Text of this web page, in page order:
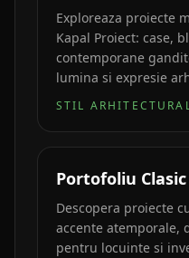
Exploreaza proiecte
Kapal Proiect: case,
contemporane
lumina si expresie
STIL
Portofoliu Clasic
Descopera proiecte
accente atemporale,
pentru locuinte si